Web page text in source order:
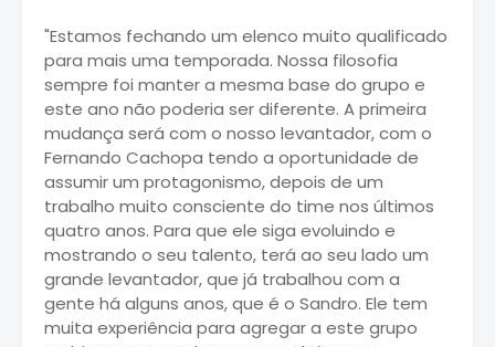
"Estamos fechando um elenco muito qualificado
para mais uma temporada. Nossa filosofia
sempre foi manter a mesma base do grupo e
este ano não poderia ser diferente. A primeira
mudança será com o nosso levantador, com o
Fernando Cachopa tendo a oportunidade de
assumir um protagonismo, depois de um
trabalho muito consciente do time nos últimos
quatro anos. Para que ele siga evoluindo e
mostrando o seu talento, terá ao seu lado um
grande levantador, que já trabalhou com a
gente há alguns anos, que é o Sandro. Ele tem
muita experiência para agregar a este grupo